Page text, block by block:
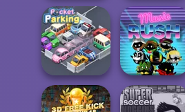
Bubble Shooter
HD 3
The Cargo